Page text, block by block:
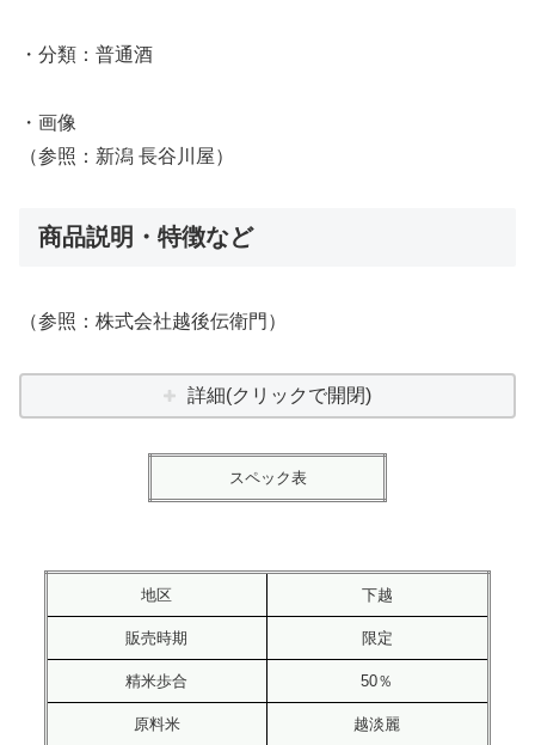
・分類：普通酒
・画像
（参照：新潟 長谷川屋）
商品説明・特徴など
（参照：株式会社越後伝衛門）
詳細(クリックで開閉)
スペック表
地区 下越
販売時期 限定
精米歩合 50％
原料米 越淡麗